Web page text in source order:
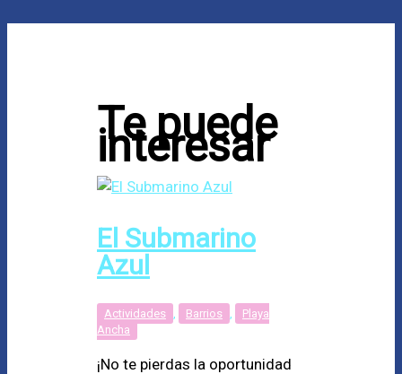
Te puede
interesar
El Submarino
Azul
Actividades Barrios
Playa
Ancha
¡No te pierdas la oportunidad